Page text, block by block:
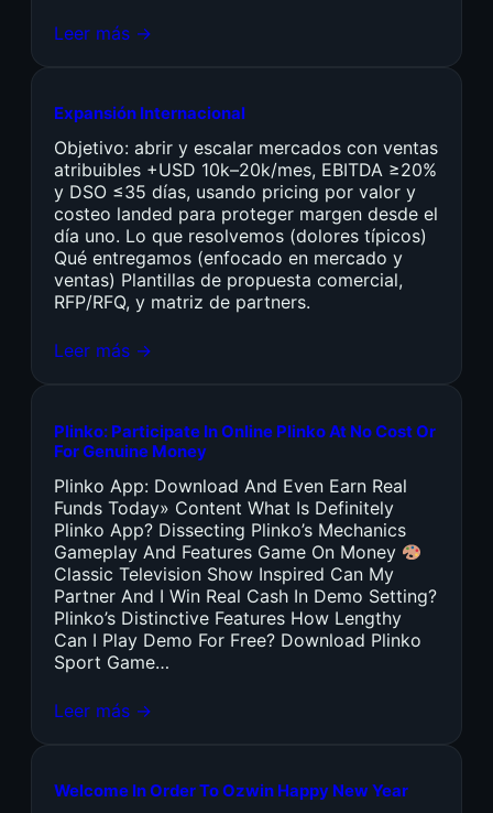
Leer más →
Expansión Internacional
Objetivo: abrir y escalar mercados con ventas
atribuibles +USD 10k–20k/mes, EBITDA ≥20%
y DSO ≤35 días, usando pricing por valor y
costeo landed para proteger margen desde el
día uno. Lo que resolvemos (dolores típicos)
Qué entregamos (enfocado en mercado y
ventas) Plantillas de propuesta comercial,
RFP/RFQ, y matriz de partners.
Leer más →
Plinko: Participate In Online Plinko At No Cost Or
For Genuine Money
Plinko App: Download And Even Earn Real
Funds Today» Content What Is Definitely
Plinko App? Dissecting Plinko’s Mechanics
Gameplay And Features Game On Money
Classic Television Show Inspired Can My
Partner And I Win Real Cash In Demo Setting?
Plinko’s Distinctive Features How Lengthy
Can I Play Demo For Free? Download Plinko
Sport Game…
Leer más →
Welcome In Order To Ozwin Happy New Year